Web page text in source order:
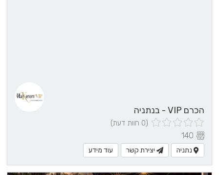
הכרם VIP - בנתניה
(0 חוות דעת)
נתניה יצירת קשר עוד מידע